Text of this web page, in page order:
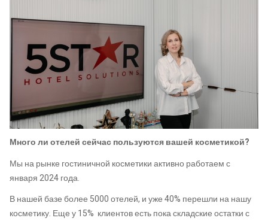
Много ли отелей сейчас пользуются вашей косметикой?
Мы на рынке гостиничной косметики активно работаем с
января 2024 года.
В нашей базе более 5000 отелей, и уже 40% перешли на нашу
косметику. Еще у 15% клиентов есть пока складские остатки с